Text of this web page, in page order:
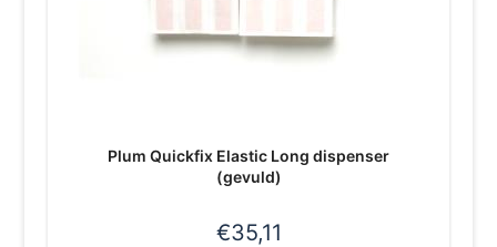
Plum Quickfix Elastic Long dispenser
(gevuld)
€35,11